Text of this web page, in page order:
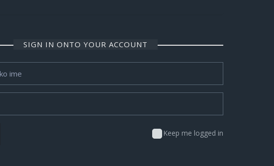
SIGN IN ONTO YOUR ACCOUNT
Keep me logged in